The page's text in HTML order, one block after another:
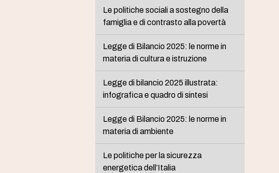
Le politiche sociali a sostegno della
famiglia e di contrasto alla povertà
Legge di Bilancio 2025: le norme in
materia di cultura e istruzione
Legge di bilancio 2025 illustrata:
infografica e quadro di sintesi
Legge di Bilancio 2025: le norme in
materia di ambiente
Le politiche per la sicurezza
energetica dell’Italia